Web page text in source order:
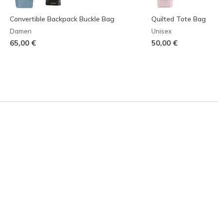
Convertible Backpack Buckle Bag
Damen
65,00 €
Quilted Tote Bag
Unisex
50,00 €